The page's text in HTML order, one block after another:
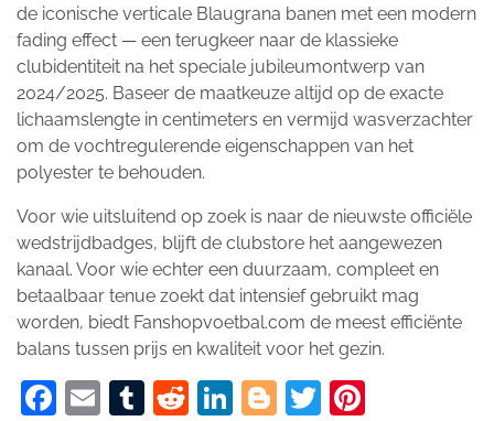
de iconische verticale Blaugrana banen met een modern
fading effect — een terugkeer naar de klassieke
clubidentiteit na het speciale jubileumontwerp van
2024/2025. Baseer de maatkeuze altijd op de exacte
lichaamslengte in centimeters en vermijd wasverzachter
om de vochtregulerende eigenschappen van het
polyester te behouden.
Voor wie uitsluitend op zoek is naar de nieuwste officiële
wedstrijdbadges, blijft de clubstore het aangewezen
kanaal. Voor wie echter een duurzaam, compleet en
betaalbaar tenue zoekt dat intensief gebruikt mag
worden, biedt Fanshopvoetbal.com de meest efficiënte
balans tussen prijs en kwaliteit voor het gezin.
Facebook
EmailTumblr
Reddit
LinkedIn
Blogger
Twitter